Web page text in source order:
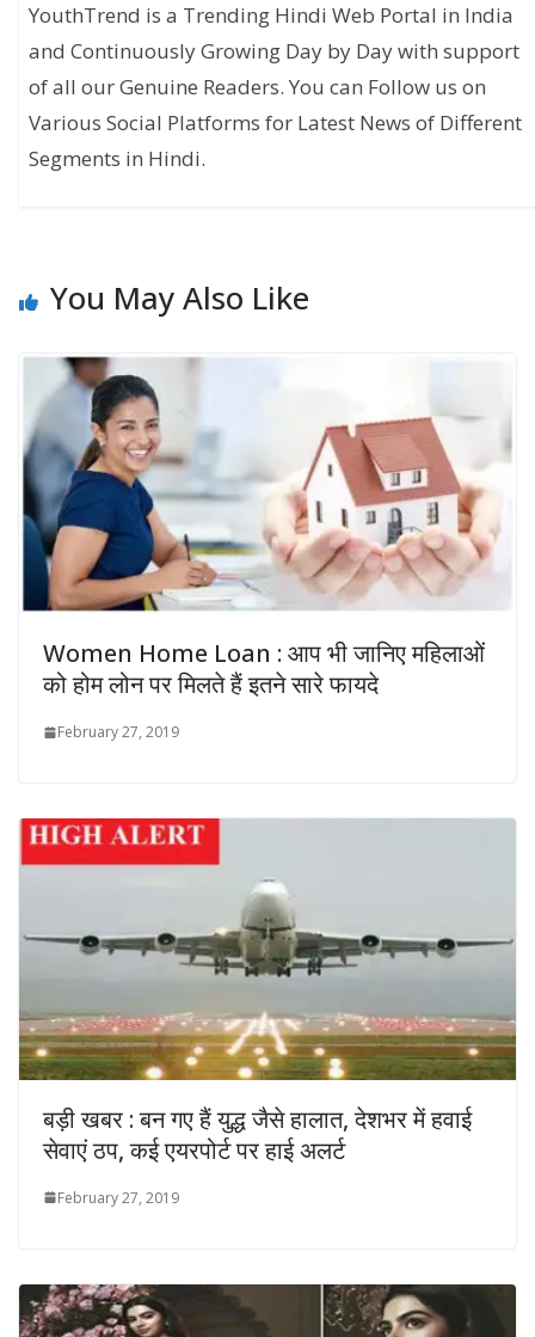
YouthTrend is a Trending Hindi Web Portal in India
and Continuously Growing Day by Day with support
of all our Genuine Readers. You can Follow us on
Various Social Platforms for Latest News of Different
Segments in Hindi.
You May Also Like
Women Home Loan : आप भी जानिए महिलाओं
को होम लोन पर मिलते हैं इतने सारे फायदे
February 27, 2019
बड़ी खबर : बन गए हैं युद्ध जैसे हालात, देशभर में हवाई
सेवाएं ठप, कई एयरपोर्ट पर हाई अलर्ट
February 27, 2019